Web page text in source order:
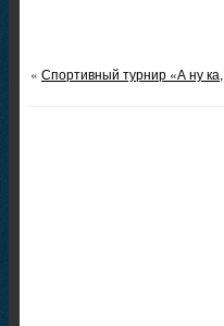
« Спортивный турнир «А ну ка,